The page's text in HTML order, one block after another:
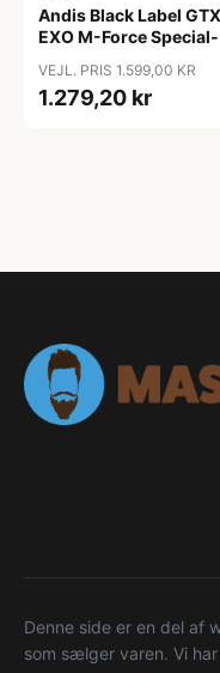
Andis Black Label
EXO M-Force Special-
Trimmer
VEJL. PRIS 1.599,00 KR
1.279,20 kr
Denne side er en del af
som sælger varen. Vi